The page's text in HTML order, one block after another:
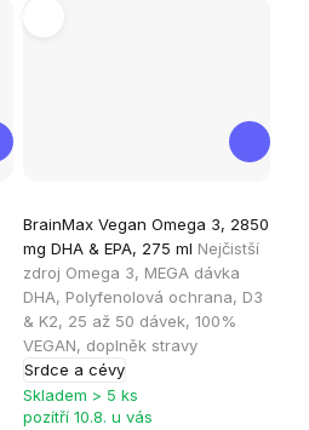
BrainMax Vegan Omega 3, 2850
mg DHA & EPA, 275 ml Nejčistší
zdroj Omega 3, MEGA dávka
DHA, Polyfenolová ochrana, D3
& K2, 25 až 50 dávek, 100%
VEGAN, doplněk stravy
Srdce a cévy
hodnocení
produktu
je
4,9
z
5
hvězdiček.
Skladem > 5 ks
pozítří 10.8. u vás